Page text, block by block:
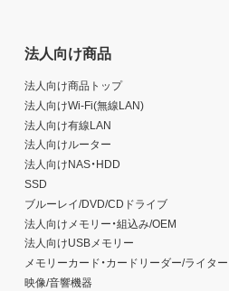
法人向け商品
法人向け商品トップ
法人向けWi-Fi(無線LAN)
法人向け有線LAN
法人向けルーター
法人向けNAS・HDD
SSD
ブルーレイ/DVD/CDドライブ
法人向けメモリー・組込み/OEM
法人向けUSBメモリー
メモリーカード・カードリーダー/ライター
映像/音響機器